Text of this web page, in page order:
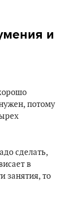
и
потому
сделать,
в
занятия, то